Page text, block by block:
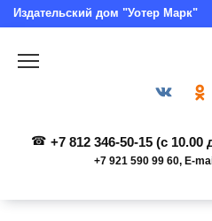
Перейти
к
Издательский дом "Уотер Марк"
+7 812 346-50-15 (c
+7 921 590 99 60, E-